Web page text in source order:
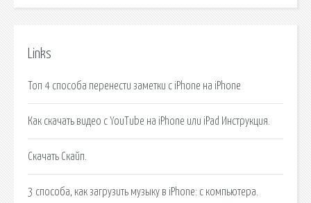
Links
Топ 4 способа перенести заметки с iPhone на iPhone
Как скачать видео с YouTube на iPhone или iPad Инструкция.
Скачать Скайп.
3 способа, как загрузить музыку в iPhone: с компьютера.